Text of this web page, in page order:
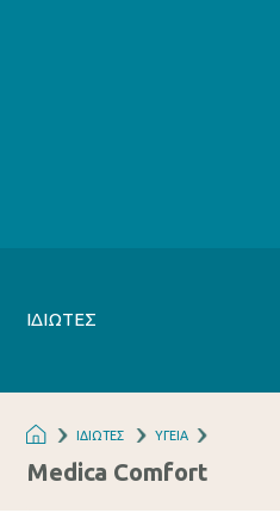
ΙΔΙΩΤΕΣ
ΙΔΙΩΤΕΣ ΥΓΕΙΑ
Medica Comfort